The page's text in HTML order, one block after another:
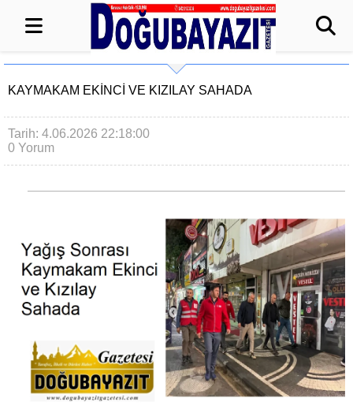
KAYMAKAM EKINCI VE KIZILAY SAHADA
Tarih: 4.06.2026 22:18:00
0 Yorum